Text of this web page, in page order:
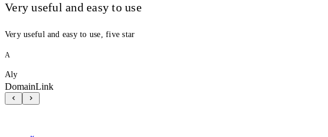
Very useful and easy to use
Very useful and easy to use, five star
A
Aly
DomainLink